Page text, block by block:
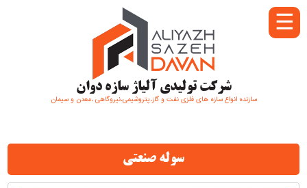
شرکت تولیدی آلیاژ سازه دوان
سازنده انواع سازه های فلزی نفت و گاز،پتروشیمی،نیروگاهی ،معدن و سیمان
☰
سوله صنعتی